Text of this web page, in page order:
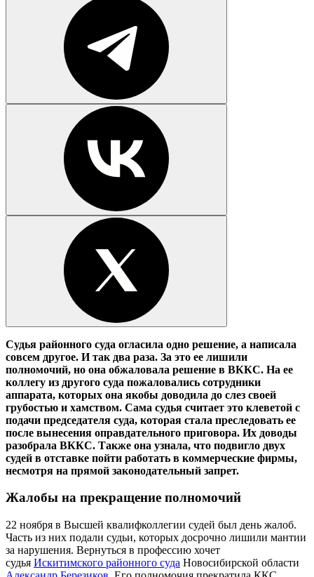
Судья районного суда огласила одно решение, а написала
совсем другое. И так два раза. За это ее лишили
полномочий, но она обжаловала решение в ВККС. На ее
коллегу из другого суда пожаловались сотрудники
аппарата, которых она якобы доводила до слез своей
грубостью и хамством. Сама судья считает это клеветой с
подачи председателя суда, которая стала преследовать ее
после вынесения оправдательного приговора. Их доводы
разобрала ВККС. Также она узнала, что подвигло двух
судей в отставке пойти работать в коммерческие фирмы,
несмотря на прямой законодательный запрет.
Жалобы на прекращение полномочий
22 ноября в Высшей квалифколлегии судей был день жалоб.
Часть из них подали судьи, которых досрочно лишили мантии
за нарушения. Вернуться в профессию хочет
судья Искитимского районного суда Новосибирской области